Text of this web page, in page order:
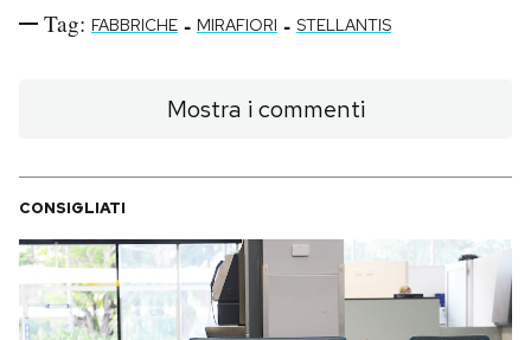
Tag: FABBRICHE - MIRAFIORI - STELLANTIS
Mostra i commenti
CONSIGLIATI